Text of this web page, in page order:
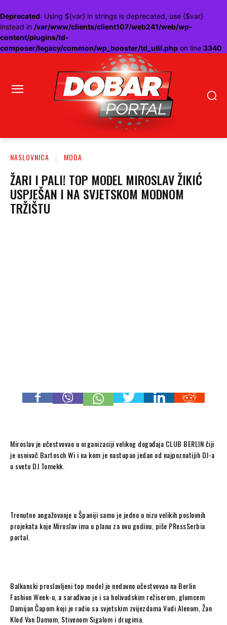
Deprecated: Using ${var} in strings is deprecated, use {$var}
instead in /var/www/clients/client107/web241/web/wp-
content/plugins/td-
composer/legacy/common/wp_booster/td_util.php on line 3340
NASLOVNICA MODA
ŽARI I PALI! TOP MODEL MIROSLAV ŽIKIĆ
USPJEŠAN I NA SVJETSKOM MODNOM
TRŽIŠTU
Miroslav je učestvovao u organizaciji velikog događaja CLUB BERLIN čiji
je osnivač Bartosch Wi i na kom je nastupao jedan od najpoznatijih DJ-a
u svetu DJ Tomekk.
Trenutno angažovanje u Španiji samo je jedno u nizu velikih poslovnih
projekata koje Miroslav ima u planu za ovu godinu, piše PRessSerbia
portal.
Balkanski proslavljeni top model je nedavno učestvovao na Berlin
Fashion Week-u, a sarađivao je i sa holivudskim režiserom, glumcem
Damijan Čapom koji je radio sa svjetskim zvijezdama Vudi Alenom, Žan
Klod Van Damom, Stivenom Sigalom i drugima.